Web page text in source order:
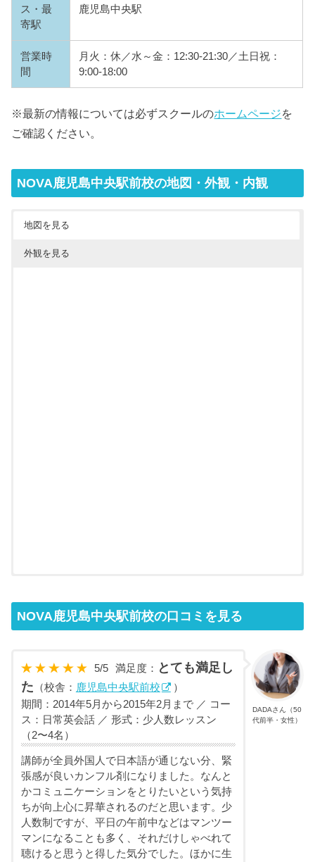
ス・最
寄駅
鹿児島中央駅
営業時
間
月火：休／水～金：12:30-21:30／土日祝：
9:00-18:00
※最新の情報については必ずスクールのホームページを
ご確認ください。
NOVA鹿児島中央駅前校の地図・外観・内観
地図を見る
外観を見る
NOVA鹿児島中央駅前校の口コミを見る
DADAさん（50
代前半・女性）
5/5 満足度： とても満足し
た （校舎： 鹿児島中央駅前校
）
期間：2014年5月から2015年2月まで ／ コー
ス：日常英会話 ／ 形式：少人数レッスン
（2〜4名）
講師が全員外国人で日本語が通じない分、緊
張感が良いカンフル剤になりました。なんと
かコミュニケーションをとりたいという気持
ちが向上心に昇華されるのだと思います。少
人数制ですが、平日の午前中などはマンツー
マンになることも多く、それだけしゃべれて
聴けると思うと得した気分でした。ほかに生